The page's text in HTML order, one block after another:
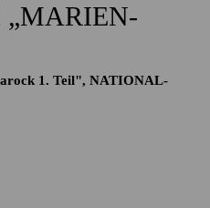
„MARIEN­
1. Teil", NATIONAL-